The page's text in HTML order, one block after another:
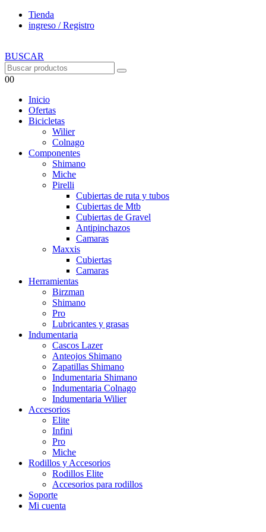
Tienda
ingreso / Registro
BUSCAR
00
Inicio
Ofertas
Bicicletas
Wilier
Colnago
Componentes
Shimano
Miche
Pirelli
Cubiertas de ruta y tubos
Cubiertas de Mtb
Cubiertas de Gravel
Antipinchazos
Camaras
Maxxis
Cubiertas
Camaras
Herramientas
Birzman
Shimano
Pro
Lubricantes y grasas
Indumentaria
Cascos Lazer
Anteojos Shimano
Zapatillas Shimano
Indumentaria Shimano
Indumentaria Colnago
Indumentaria Wilier
Accesorios
Elite
Infini
Pro
Miche
Rodillos y Accesorios
Rodillos Elite
Accesorios para rodillos
Soporte
Mi cuenta